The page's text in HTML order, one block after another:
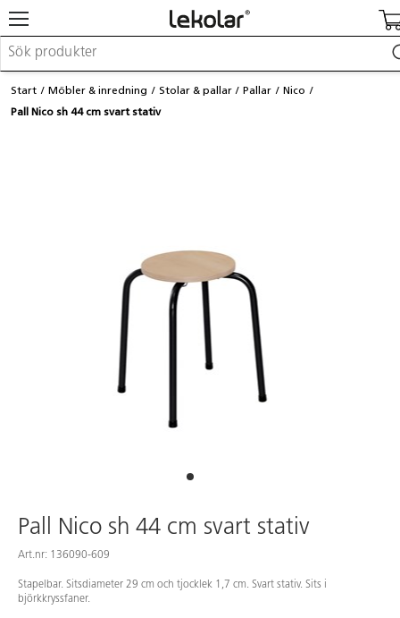
Möbler & inredning
Lekplatsutrustning & utemiljö
Start Möbler & inredning Stolar & pallar Pallar
Nico
Pall Nico sh 44 cm svart stativ
Pall Nico sh 44 cm svart stativ
Art.nr: 136090-609
Stapelbar. Sitsdiameter 29 cm och tjocklek 1,7 cm. Svart stativ. Sits i
björkkryssfaner.